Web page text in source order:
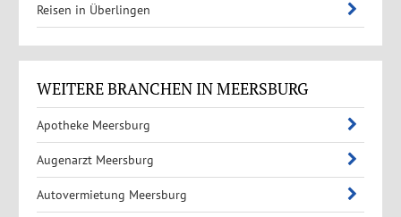
Reisen in Überlingen
WEITERE BRANCHEN IN MEERSBURG
Apotheke Meersburg
Augenarzt Meersburg
Autovermietung Meersburg